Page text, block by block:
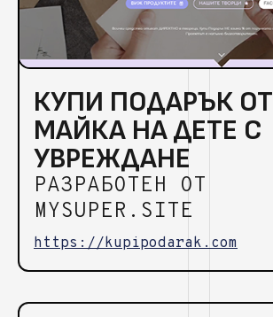
КУПИ ПОДАРЪК ОТ
МАЙКА НА ДЕТЕ С
УВРЕЖДАНЕ
РАЗРАБОТЕН ОТ
MYSUPER.SITE
https://kupipodarak.com